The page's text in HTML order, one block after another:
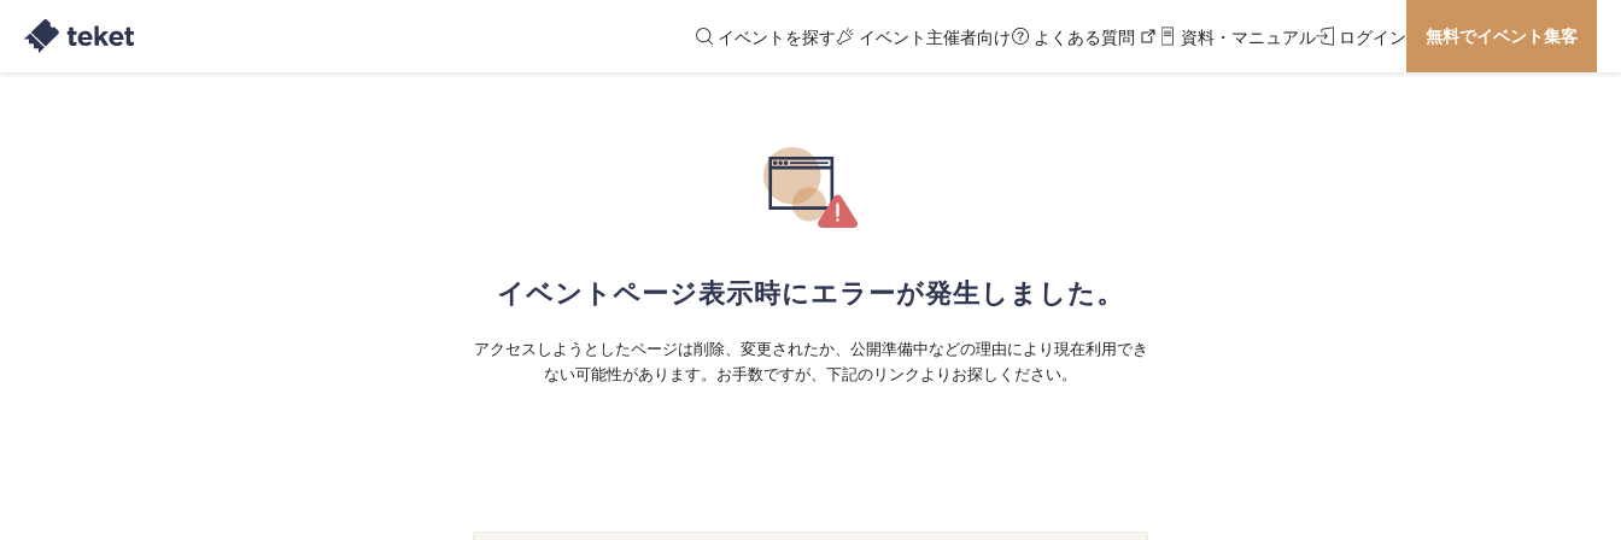
イベントを探す イベント主催者向け よくある質問 資料・マニュアル ログイン 無料でイベント集客
イベントページ表示時にエラーが発生しました。
アクセスしようとしたページは削除、変更されたか、公開準備中などの理由により現在利用でき
ない可能性があります。お手数ですが、下記のリンクよりお探しください。